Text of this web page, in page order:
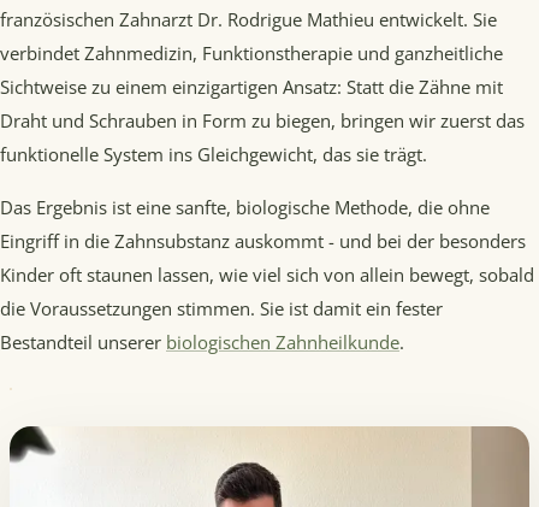
französischen Zahnarzt Dr. Rodrigue Mathieu entwickelt. Sie
verbindet Zahnmedizin, Funktionstherapie und ganzheitliche
Sichtweise zu einem einzigartigen Ansatz: Statt die Zähne mit
Draht und Schrauben in Form zu biegen, bringen wir zuerst das
funktionelle System ins Gleichgewicht, das sie trägt.
Das Ergebnis ist eine sanfte, biologische Methode, die ohne
Eingriff in die Zahnsubstanz auskommt - und bei der besonders
Kinder oft staunen lassen, wie viel sich von allein bewegt, sobald
die Voraussetzungen stimmen. Sie ist damit ein fester
Bestandteil unserer biologischen Zahnheilkunde.